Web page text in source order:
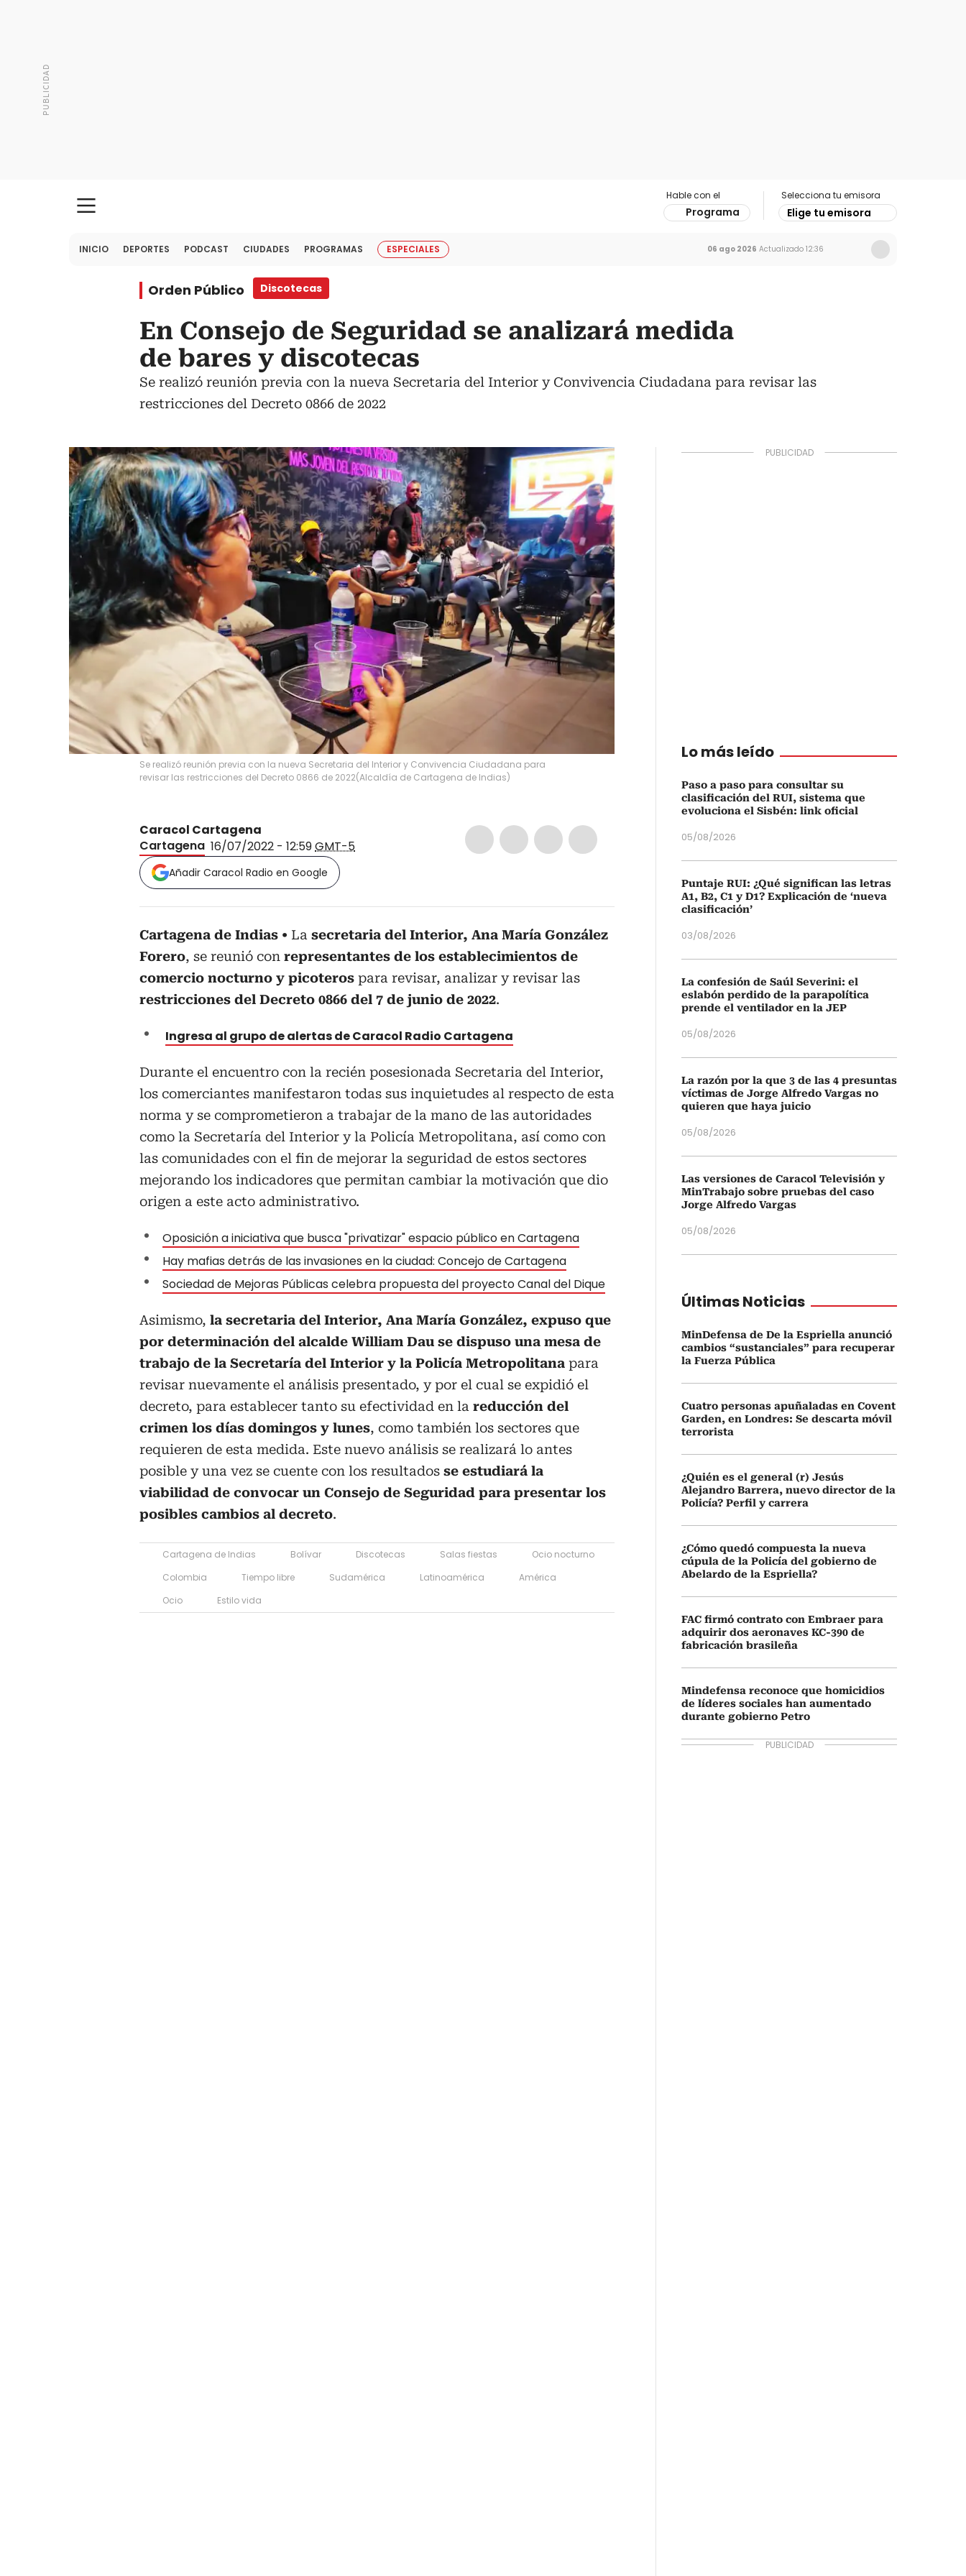
Hable con el
Programa
Selecciona tu emisora
Elige tu emisora
INICIO DEPORTES PODCAST CIUDADES PROGRAMAS ESPECIALES 06 ago 2026 Actualizado 12:36
Orden Público Discotecas
En Consejo de Seguridad se analizará medida
de bares y discotecas
Se realizó reunión previa con la nueva Secretaria del Interior y Convivencia Ciudadana para revisar las
restricciones del Decreto 0866 de 2022
Se realizó reunión previa con la nueva Secretaria del Interior y Convivencia Ciudadana para
revisar las restricciones del Decreto 0866 de 2022(Alcaldía de Cartagena de Indias)
Caracol Cartagena
Cartagena 16/07/2022 - 12:59GMT-5
Añadir Caracol Radio en Google
Cartagena de Indias La secretaria del Interior, Ana María González
Forero, se reunió con representantes de los establecimientos de
comercio nocturno y picoteros para revisar, analizar y revisar las
restricciones del Decreto 0866 del 7 de junio de 2022.
Ingresa al grupo de alertas de Caracol Radio Cartagena
Durante el encuentro con la recién posesionada Secretaria del Interior,
los comerciantes manifestaron todas sus inquietudes al respecto de esta
norma y se comprometieron a trabajar de la mano de las autoridades
como la Secretaría del Interior y la Policía Metropolitana, así como con
las comunidades con el fin de mejorar la seguridad de estos sectores
mejorando los indicadores que permitan cambiar la motivación que dio
origen a este acto administrativo.
Oposición a iniciativa que busca "privatizar" espacio público en Cartagena
Hay mafias detrás de las invasiones en la ciudad: Concejo de Cartagena
Sociedad de Mejoras Públicas celebra propuesta del proyecto Canal del Dique
Asimismo, la secretaria del Interior, Ana María González, expuso que
por determinación del alcalde William Dau se dispuso una mesa de
trabajo de la Secretaría del Interior y la Policía Metropolitana para
revisar nuevamente el análisis presentado, y por el cual se expidió el
decreto, para establecer tanto su efectividad en la reducción del
crimen los días domingos y lunes, como también los sectores que
requieren de esta medida. Este nuevo análisis se realizará lo antes
posible y una vez se cuente con los resultados se estudiará la
viabilidad de convocar un Consejo de Seguridad para presentar los
posibles cambios al decreto.
Cartagena de Indias Bolívar Discotecas Salas fiestas
Ocio nocturno
Colombia
Tiempo libre Sudamérica Latinoamérica
América
Ocio
Estilo vida
Lo más leído
Paso a paso para consultar su
clasificación del RUI, sistema que
evoluciona el Sisbén: link oficial
05/08/2026
Puntaje RUI: ¿Qué significan las letras
A1, B2, C1 y D1? Explicación de ‘nueva
clasificación’
03/08/2026
La confesión de Saúl Severini: el
eslabón perdido de la parapolítica
prende el ventilador en la JEP
05/08/2026
La razón por la que 3 de las 4 presuntas
víctimas de Jorge Alfredo Vargas no
quieren que haya juicio
05/08/2026
Las versiones de Caracol Televisión y
MinTrabajo sobre pruebas del caso
Jorge Alfredo Vargas
05/08/2026
Últimas Noticias
MinDefensa de De la Espriella anunció
cambios “sustanciales” para recuperar
la Fuerza Pública
Cuatro personas apuñaladas en Covent
Garden, en Londres: Se descarta móvil
terrorista
¿Quién es el general (r) Jesús
Alejandro Barrera, nuevo director de la
Policía? Perfil y carrera
¿Cómo quedó compuesta la nueva
cúpula de la Policía del gobierno de
Abelardo de la Espriella?
FAC firmó contrato con Embraer para
adquirir dos aeronaves KC-390 de
fabricación brasileña
Mindefensa reconoce que homicidios
de líderes sociales han aumentado
durante gobierno Petro